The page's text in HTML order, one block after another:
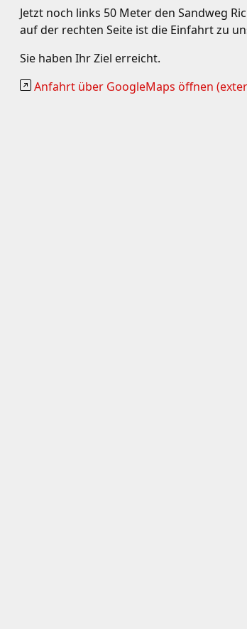
Jetzt noch links 50 Meter den Sandweg
auf der rechten Seite ist die Einfahrt zu
Sie haben Ihr Ziel erreicht.
Anfahrt über GoogleMaps öffnen